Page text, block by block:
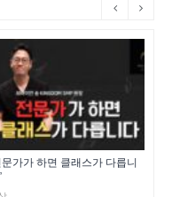
문가가 하면 클래스가 다릅니